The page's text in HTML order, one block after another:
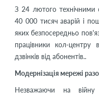
З 24 лютого технічними
40 000 тисяч аварій і
яких безпосередньо
працівники кол-
дзвінків від абонентів..
Модернізація мережі
Незважаючи на